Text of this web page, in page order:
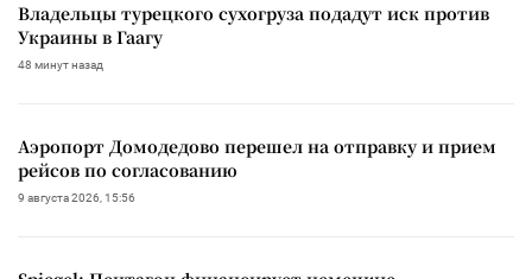
Владельцы турецкого сухогруза подадут иск против
Украины в Гаагу
48 минут назад
Аэропорт Домодедово перешел на отправку и прием
рейсов по согласованию
9 августа 2026, 15:56